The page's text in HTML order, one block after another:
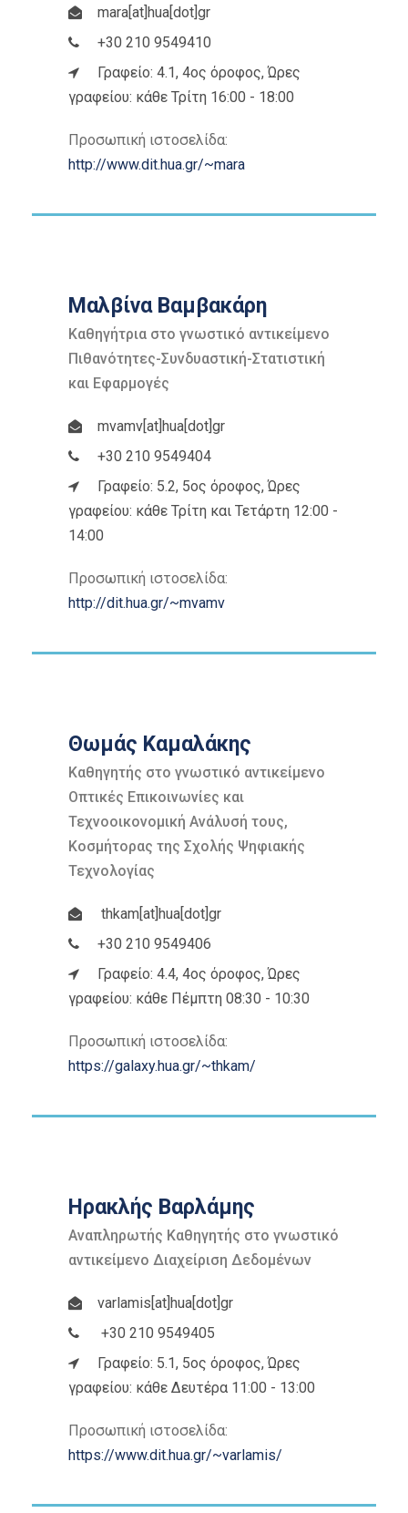
mara[at]hua[dot]gr
+30 210 9549410
Γραφείο: 4.1, 4ος όροφος, Ώρες
γραφείου: κάθε Τρίτη 16:00 - 18:00
Προσωπική ιστοσελίδα:
http://www.dit.hua.gr/~mara
Μαλβίνα Βαμβακάρη
Καθηγήτρια στο γνωστικό αντικείμενο
Πιθανότητες-Συνδυαστική-Στατιστική
και Εφαρμογές
mvamv[at]hua[dot]gr
+30 210 9549404
Γραφείο: 5.2, 5ος όροφος, Ώρες
γραφείου: κάθε Τρίτη και Τετάρτη 12:00 -
14:00
Προσωπική ιστοσελίδα:
http://dit.hua.gr/~mvamv
Θωμάς Καμαλάκης
Καθηγητής στο γνωστικό αντικείμενο
Οπτικές Επικοινωνίες και
Τεχνοοικονομική Ανάλυσή τους,
Κοσμήτορας της Σχολής Ψηφιακής
Τεχνολογίας
thkam[at]hua[dot]gr
+30 210 9549406
Γραφείο: 4.4, 4ος όροφος, Ώρες
γραφείου: κάθε Πέμπτη 08:30 - 10:30
Προσωπική ιστοσελίδα:
https://galaxy.hua.gr/~thkam/
Ηρακλής Βαρλάμης
Αναπληρωτής Καθηγητής στο γνωστικό
αντικείμενο Διαχείριση Δεδομένων
varlamis[at]hua[dot]gr
+30 210 9549405
Γραφείο: 5.1, 5ος όροφος, Ώρες
γραφείου: κάθε Δευτέρα 11:00 - 13:00
Προσωπική ιστοσελίδα:
https://www.dit.hua.gr/~varlamis/